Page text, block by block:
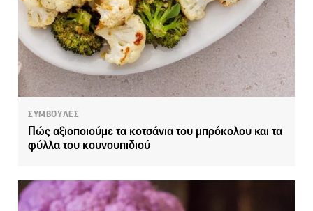
ΣΥΜΒΟΥΛΕΣ
Πώς αξιοποιούμε τα κοτσάνια του μπρόκολου και τα
φύλλα του κουνουπιδιού